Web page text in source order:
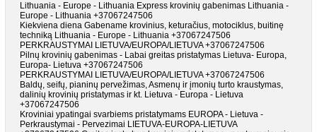
Lithuania - Europe - Lithuania Express krovinių gabenimas Lithuania -
Europe - Lithuania +37067247506
Kiekviena diena Gabename krovinius, keturačius, motociklus, buitinę
techniką Lithuania - Europe - Lithuania +37067247506
PERKRAUSTYMAI LIETUVA/EUROPA/LIETUVA +37067247506
Pilnų krovinių gabenimas - Labai greitas pristatymas Lietuva- Europa,
Europa- Lietuva +37067247506
PERKRAUSTYMAI LIETUVA/EUROPA/LIETUVA +37067247506
Baldų, seifų, pianinų pervežimas, Asmenų ir įmonių turto kraustymas,
dalinių krovinių pristatymas ir kt. Lietuva - Europa - Lietuva
+37067247506
Kroviniai ypatingai svarbiems pristatymams EUROPA - Lietuva -
Perkraustymai - Pervezimai LIETUVA-EUROPA-LIETUVA